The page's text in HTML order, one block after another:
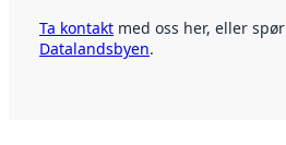
Ta kontakt med oss her, eller
Datalandsbyen.